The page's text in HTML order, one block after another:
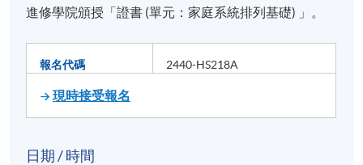
進修學院頒授「證書 (單元：家庭系統排列基礎) 」。
報名代碼 2440-HS218A
現時接受報名
日期 / 時間